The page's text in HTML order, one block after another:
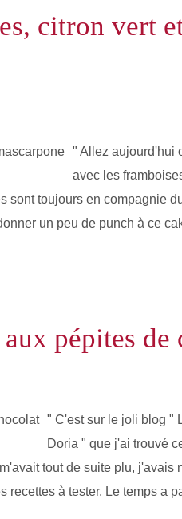
citron vert
" Allez aujourd'hui
avec les
sont toujours en compagnie
un peu de punch à ce
pépites de
" C'est sur le joli blog "
Doria " que j'ai trouvé
tout de suite plu, j'avais
recettes à tester. Le temps a